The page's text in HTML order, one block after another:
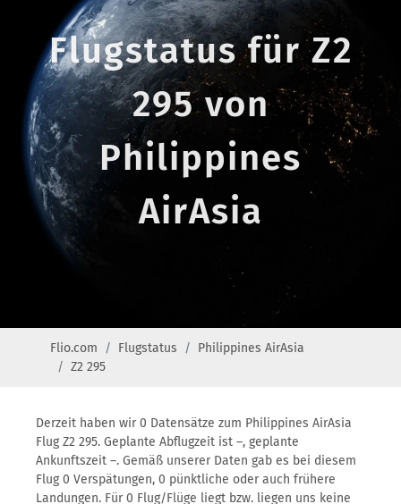
Flugstatus für Z2
295 von
Philippines
AirAsia
Flio.com Flugstatus
Philippines AirAsia
Z2 295
Derzeit haben wir 0 Datensätze zum Philippines AirAsia
Flug Z2 295. Geplante Abflugzeit ist –, geplante
Ankunftszeit –. Gemäß unserer Daten gab es bei diesem
Flug 0 Verspätungen, 0 pünktliche oder auch frühere
Landungen. Für 0 Flug/Flüge liegt bzw. liegen uns keine